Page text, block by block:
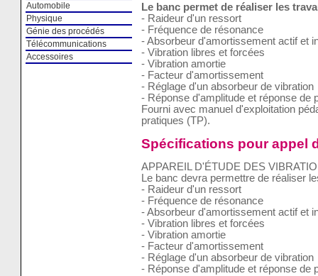
Automobile
Physique
Génie des procédés
Télécommunications
Accessoires
Le banc permet de réaliser les
- Raideur d'un ressort
- Fréquence de résonance
- Absorbeur d'amortissement actif et
- Vibration libres et forcées
- Vibration amortie
- Facteur d'amortissement
- Réglage d'un absorbeur de vibration
- Réponse d'amplitude et réponse de
Fourni avec manuel d'exploitation
pratiques (TP).
Spécifications pour appel
APPAREIL D'ÉTUDE DES
Le banc devra permettre de réaliser
- Raideur d'un ressort
- Fréquence de résonance
- Absorbeur d'amortissement actif et
- Vibration libres et forcées
- Vibration amortie
- Facteur d'amortissement
- Réglage d'un absorbeur de vibration
- Réponse d'amplitude et réponse de